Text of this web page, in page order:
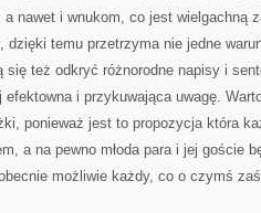
a nawet i wnukom, co jest wielgachną
dzięki temu przetrzyma nie jedne
się też odkryć różnorodne napisy i
efektowna i przykuwająca uwagę.
ponieważ jest to propozycja która
a na pewno młoda para i jej goście
możliwie każdy, co o czymś